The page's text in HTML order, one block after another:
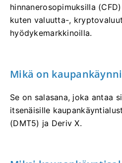
hinnanerosopimuksilla
kuten valuutta-,
hyödykemarkkinoilla.
Mikä on
Se on salasana, joka antaa
itsenäisille
(DMT5) ja Deriv X.